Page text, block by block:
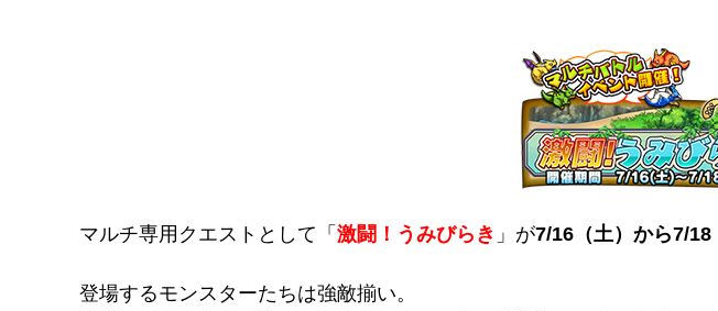
マルチ専用クエストとして「 激闘！うみびらき 」が7/16（土）から7/18
登場するモンスターたちは強敵揃い。